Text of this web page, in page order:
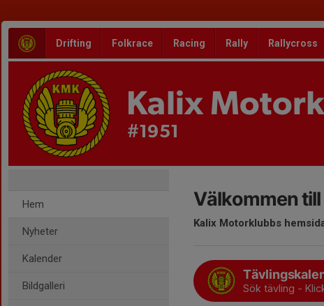
Drifting Folkrace Racing Rally Rallycross
Kalix
#1951
Hem
Nyheter
Kalender
Bildgalleri
Välkommen till
Kalix Motorklubbs
Sök tävling -